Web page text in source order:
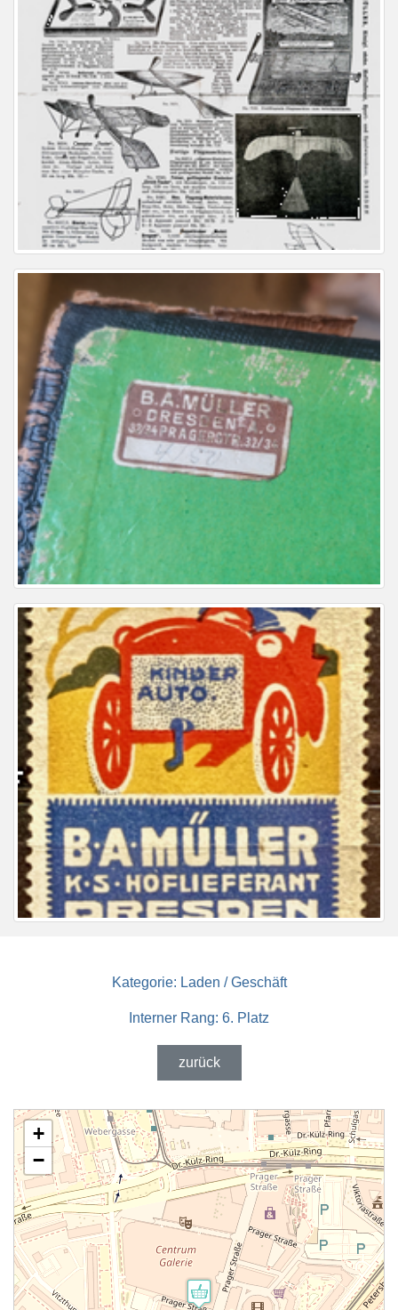
Kategorie: Laden / Geschäft
Interner Rang: 6. Platz
zurück
+
−